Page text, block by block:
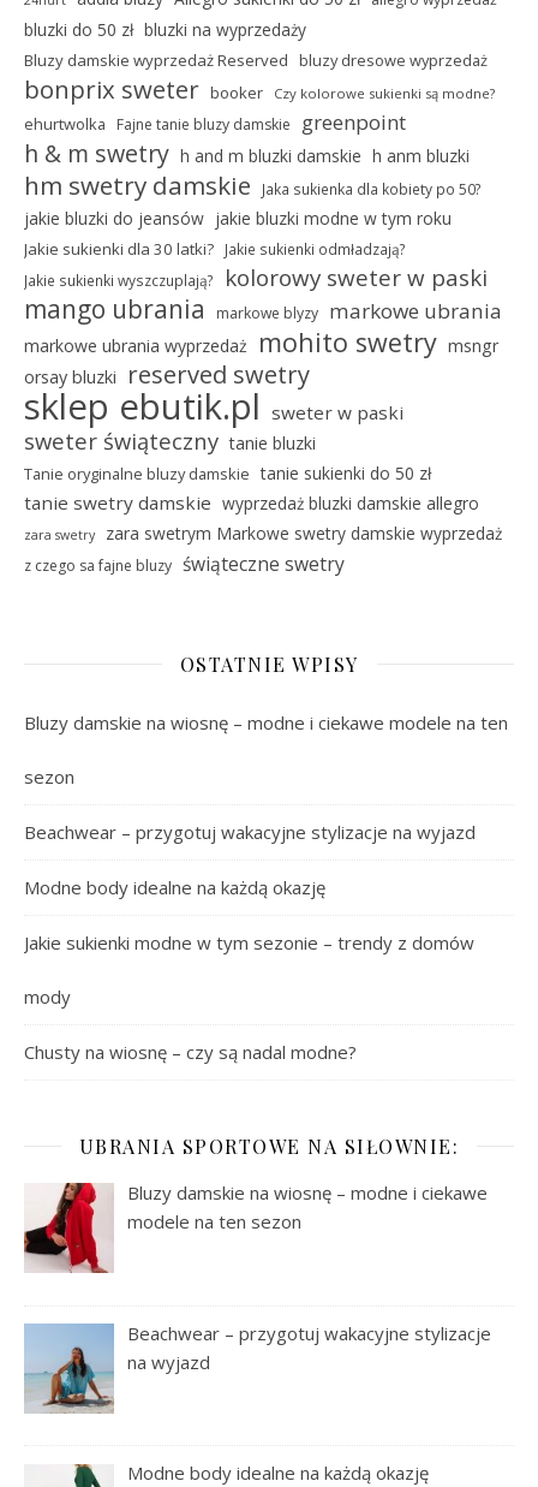
bluzki do 50 zł bluzki na wyprzedaży
Bluzy damskie wyprzedaż Reserved bluzy dresowe wyprzedaż
bonprix sweter booker Czy kolorowe sukienki są modne?
ehurtwolka Fajne tanie bluzy damskie greenpoint
h & m swetry h and m bluzki damskie h anm bluzki
hm swetry damskie Jaka sukienka dla kobiety po 50?
jakie bluzki do jeansów jakie bluzki modne w tym roku
Jakie sukienki dla 30 latki?
Jakie sukienki odmładzają?
Jakie sukienki wyszczuplają?
kolorowy sweter w paski
mango ubrania markowe blyzy markowe ubrania
markowe ubrania wyprzedaż mohito swetry msngr
orsay bluzki
reserved swetry
sklep ebutik.pl sweter w paski
sweter świąteczny tanie bluzki
Tanie oryginalne bluzy damskie tanie sukienki do 50 zł
tanie swetry damskie wyprzedaż bluzki damskie allegro
zara swetry zara swetrym Markowe swetry damskie wyprzedaż
z czego sa fajne bluzy świąteczne swetry
OSTATNIE WPISY
Bluzy damskie na wiosnę – modne i ciekawe modele na ten
sezon
Beachwear – przygotuj wakacyjne stylizacje na wyjazd
Modne body idealne na każdą okazję
Jakie sukienki modne w tym sezonie – trendy z domów
mody
Chusty na wiosnę – czy są nadal modne?
UBRANIA SPORTOWE NA SIŁOWNIE:
Bluzy damskie na wiosnę – modne i ciekawe
modele na ten sezon
Beachwear – przygotuj wakacyjne stylizacje
na wyjazd
Modne body idealne na każdą okazję